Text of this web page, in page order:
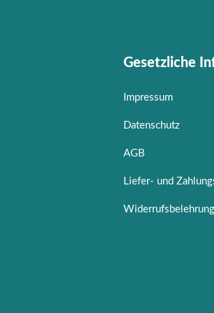
Gesetzliche
Impressum
Datenschutz
AGB
Liefer- und
Widerrufsbelehrung